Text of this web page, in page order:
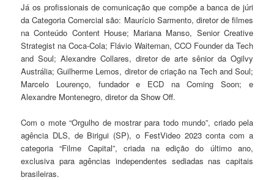
Já os profissionais de comunicação que compõe a banca de júri
da Categoria Comercial são: Maurício Sarmento, diretor de filmes
na Conteúdo Content House; Mariana Manso, Senior Creative
Strategist na Coca-Cola; Flávio Waiteman, CCO Founder da Tech
and Soul; Alexandre Collares, diretor de arte sênior da Ogilvy
Austrália; Guilherme Lemos, diretor de criação na Tech and Soul;
Marcelo Lourenço, fundador e ECD na Coming Soon; e
Alexandre Montenegro, diretor da Show Off.
Com o mote “Orgulho de mostrar para todo mundo”, criado pela
agência DLS, de Birigui (SP), o FestVideo 2023 conta com a
categoria “Filme Capital”, criada na edição do último ano,
exclusiva para agências independentes sediadas nas capitais
brasileiras.